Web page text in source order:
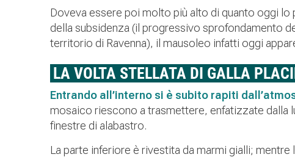
Doveva essere poi molto più alto di quanto oggi lo
della subsidenza (il progressivo sprofondamento
territorio di Ravenna), il mausoleo infatti oggi
LA VOLTA STELLATA DI GALLA
Entrando all’interno si è subito rapiti
mosaico riescono a trasmettere, enfatizzate dalla
finestre di alabastro.
La parte inferiore è rivestita da marmi gialli;